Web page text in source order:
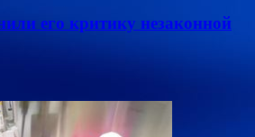
его критику незаконной